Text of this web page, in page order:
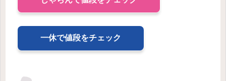
一休で値段をチェック